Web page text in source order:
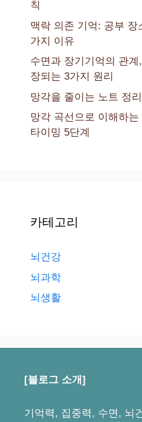
칙
맥락 의존 기억: 공부 장
가지 이유
수면과 장기기억의 관
장되는 3가지 원리
망각을 줄이는 노트 정
망각 곡선으로 이해하
타이밍 5단계
카테고리
뇌건강
뇌과학
뇌생활
[블로그 소개]
기억력, 집중력, 수면, 뇌